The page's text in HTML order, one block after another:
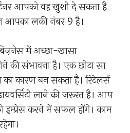
आपको वह खुशी दे सकता है
लकी नंबर 9 है।
में अच्छा-खासा
की संभावना है। एक छोटा सा
कारण बन सकता है। रिटेलर्स
लाने की ज़रूरत है। आप
करने में सफल होंगे। काम